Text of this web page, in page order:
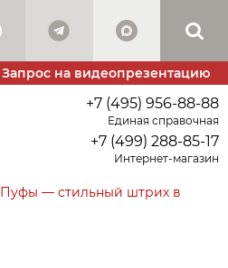
Запрос на видеопрезентацию
+7 (495) 956-88-88
Единая справочная
+7 (499) 288-85-17
Интернет-магазин
Пуфы — стильный штрих в